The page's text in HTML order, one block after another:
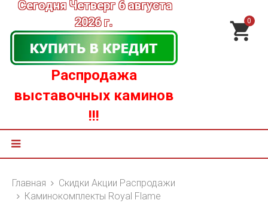
Сегодня Четверг 6 августа
2026 г.
Распродажа
выставочных каминов
!!!
0
Главная
Скидки Акции Распродажи
Каминокомплекты Royal Flame